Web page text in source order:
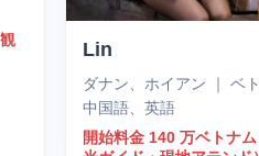
Lin
ダナン、ホイアン ｜ ベト
中国語、英語
開始料金 140 万ベトナ